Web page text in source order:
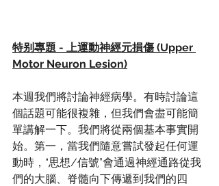
特别專題 - 上運動神經元損傷 (Upper
Motor Neuron Lesion)
本週我們將討論神經病學。有時討論這
個話題可能很複雜，但我們會盡可能簡
單講解一下。我們將從兩個基本事實開
始。第一，當我們隨意嘗試發起任何運
動時，“思想/信號”會通過神經通路從我
們的大腦、脊髓向下傳遞到我們的四